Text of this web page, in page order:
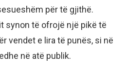
për të gjithë.
synon të ofrojë një pikë të
vendet e lira të punës, si në
në atë publik.